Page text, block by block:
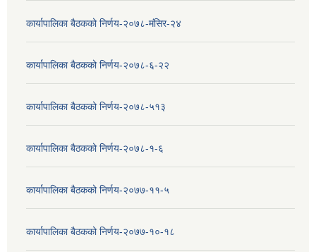
कार्यापालिका बैठकको निर्णय-२०७८-मंसिर-२४
कार्यापालिका बैठकको निर्णय-२०७८-६-२२
कार्यापालिका बैठकको निर्णय-२०७८-५१३
कार्यापालिका बैठकको निर्णय-२०७८-१-६
कार्यापालिका बैठकको निर्णय-२०७७-११-५
कार्यापालिका बैठकको निर्णय-२०७७-१०-१८